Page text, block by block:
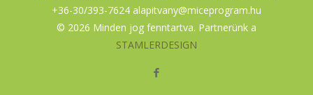
+36-30/393-7624 alapitvany@miceprogram.hu
© 2026 Minden jog fenntartva. Partnerünk a
STAMLERDESIGN